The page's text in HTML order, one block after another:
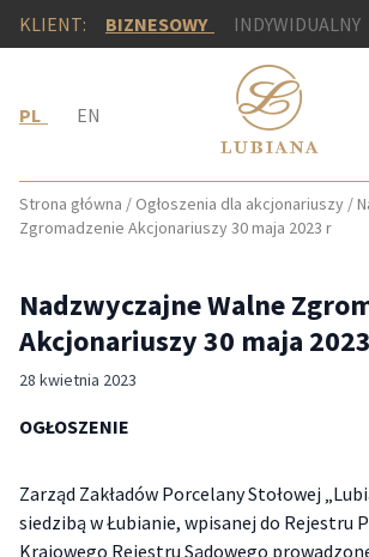
KLIENT: BIZNESOWY INDYWIDUALNY
PL EN
Strona główna / Ogłoszenia dla akcjonariuszy /
Zgromadzenie Akcjonariuszy 30 maja 2023 r
Nadzwyczajne Walne
Akcjonariuszy 30 maja
28 kwietnia 2023
OGŁOSZENIE
Zarząd Zakładów Porcelany Stołowej
siedzibą w Łubianie, wpisanej do Rejestru
Krajowego Rejestru Sądowego